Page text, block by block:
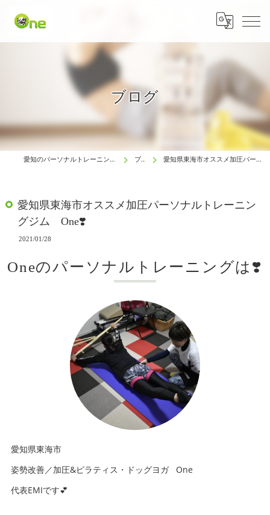
ブログ
愛知のパーソナルトレーニングは生涯動ける体研究所 One ブログ 愛知県東海市オススメ加圧パーソナルトレーニングジム One❣️
愛知県東海市オススメ加圧パーソナルトレーニン
グジム One❣️
2021/01/28
Oneのパーソナルトレーニングは❣️
愛知県東海市
姿勢改善／加圧&ピラティス・ドッグヨガ One
代表EMIです💕